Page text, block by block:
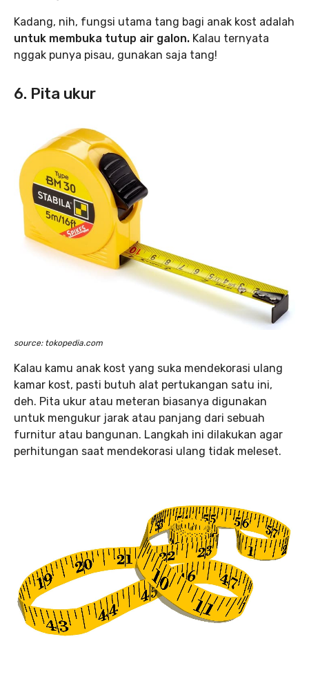
Kadang, nih, fungsi utama tang bagi anak kost adalah
untuk membuka tutup air galon. Kalau ternyata
nggak punya pisau, gunakan saja tang!
6. Pita ukur
source: tokopedia.com
Kalau kamu anak kost yang suka mendekorasi ulang
kamar kost, pasti butuh alat pertukangan satu ini,
deh. Pita ukur atau meteran biasanya digunakan
untuk mengukur jarak atau panjang dari sebuah
furnitur atau bangunan. Langkah ini dilakukan agar
perhitungan saat mendekorasi ulang tidak meleset.